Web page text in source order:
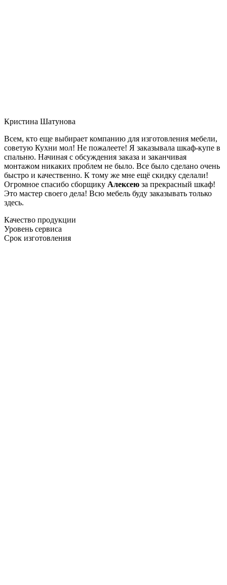
Кристина Шатунова
Всем, кто еще выбирает компанию для изготовления мебели,
советую Кухни мол! Не пожалеете! Я заказывала шкаф-купе в
спальню. Начиная с обсуждения заказа и заканчивая
монтажом никаких проблем не было. Все было сделано очень
быстро и качественно. К тому же мне ещё скидку сделали!
Огромное спасибо сборщику Алексею за прекрасный шкаф!
Это мастер своего дела! Всю мебель буду заказывать только
здесь.
Качество продукции
Уровень сервиса
Срок изготовления